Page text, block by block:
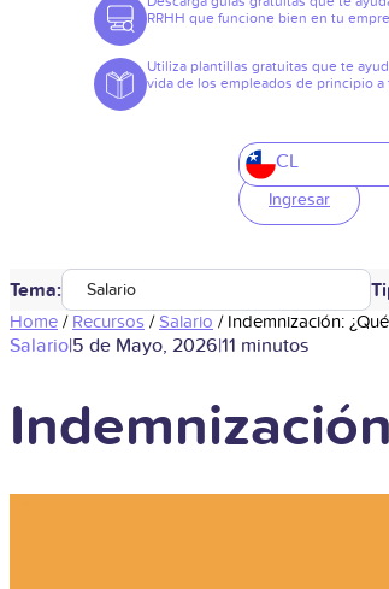
RRHH que funcione bien en tu
Utiliza plantillas gratuitas que te
vida de los empleados de principio a
CL
Ingresar
Tema: Salario
Home / Recursos /Salario / Indemnización:
Salario|5 de Mayo, 2026|11 minutos